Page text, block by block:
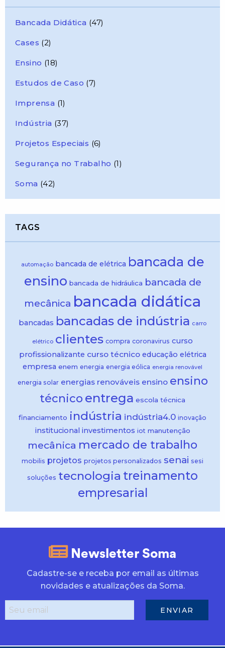
Bancada Didática (47)
Cases (2)
Ensino (18)
Estudos de Caso (7)
Imprensa (1)
Indústria (37)
Projetos Especiais (6)
Segurança no Trabalho (1)
Soma (42)
TAGS
automação bancada de elétrica bancada de
ensino bancada de hidráulica bancada de
mecânica bancada didática
bancadas bancadas de indústria carro
elétrico clientes compra coronavirus curso
profissionalizante curso técnico educação elétrica
empresa enem energia energia eólica energia renovável
energia solar energias renováveis ensino ensino
técnico entrega escola técnica
financiamento indústria indústria4.0 inovação
institucional investimentos iot manutenção
mecânica mercado de trabalho
mobilis projetos projetos personalizados senai sesi
soluções tecnologia treinamento
empresarial
Newsletter Soma
Cadastre-se e receba por email as últimas
novidades e atualizações da Soma.